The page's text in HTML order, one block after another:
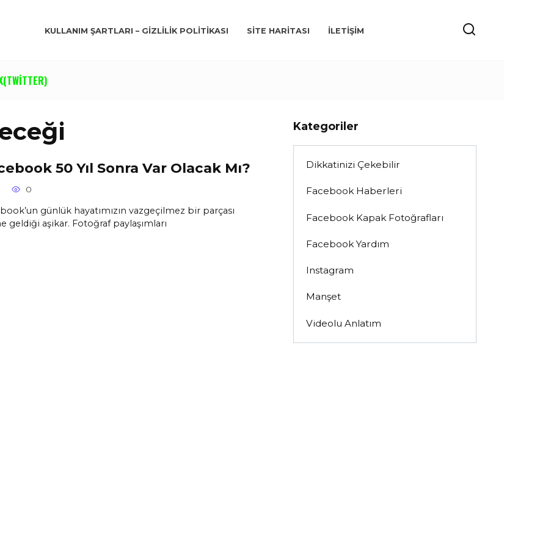
KULLANIM ŞARTLARI – GIZLILIK POLITIKASI SITE HARITASI İLETIŞIM
50 Yıl Sonra Var Olacak Mı?
0
günlük hayatımızın vazgeçilmez bir parçası
geldiği aşikar. Fotoğraf paylaşımları
Kategoriler
Dikkatinizi Çekebilir
Facebook Haberleri
Facebook Kapak Fotoğrafları
Facebook Yardım
Instagram
Manşet
Videolu Anlatım